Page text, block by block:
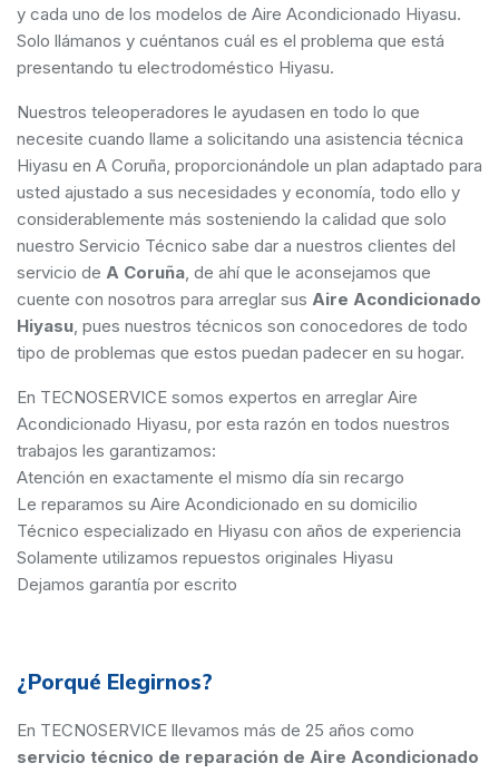
y cada uno de los modelos de Aire Acondicionado Hiyasu.
Solo llámanos y cuéntanos cuál es el problema que está
presentando tu electrodoméstico Hiyasu.
Nuestros teleoperadores le ayudasen en todo lo que
necesite cuando llame a solicitando una asistencia técnica
Hiyasu en A Coruña, proporcionándole un plan adaptado para
usted ajustado a sus necesidades y economía, todo ello y
considerablemente más sosteniendo la calidad que solo
nuestro Servicio Técnico sabe dar a nuestros clientes del
servicio de A Coruña, de ahí que le aconsejamos que
cuente con nosotros para arreglar sus Aire Acondicionado
Hiyasu, pues nuestros técnicos son conocedores de todo
tipo de problemas que estos puedan padecer en su hogar.
En TECNOSERVICE somos expertos en arreglar Aire
Acondicionado Hiyasu, por esta razón en todos nuestros
trabajos les garantizamos:
Atención en exactamente el mismo día sin recargo
Le reparamos su Aire Acondicionado en su domicilio
Técnico especializado en Hiyasu con años de experiencia
Solamente utilizamos repuestos originales Hiyasu
Dejamos garantía por escrito
¿Porqué Elegirnos?
En TECNOSERVICE llevamos más de 25 años como
servicio técnico de reparación de Aire Acondicionado